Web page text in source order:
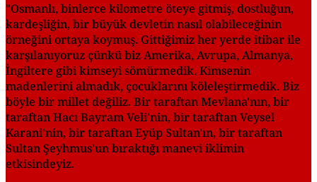
"Osmanlı, binlerce kilometre öteye gitmiş, dostluğun,
kardeşliğin, bir büyük devletin nasıl olabileceğinin
örneğini ortaya koymuş. Gittiğimiz her yerde itibar ile
karşılanıyoruz çünkü biz Amerika, Avrupa, Almanya,
İngiltere gibi kimseyi sömürmedik. Kimsenin
madenlerini almadık, çocuklarını köleleştirmedik. Biz
böyle bir millet değiliz. Bir taraftan Mevlana'nın, bir
taraftan Hacı Bayram Veli'nin, bir taraftan Veysel
Karani'nin, bir taraftan Eyüp Sultan'ın, bir taraftan
Sultan Şeyhmus'un bıraktığı manevi iklimin
etkisindeyiz.